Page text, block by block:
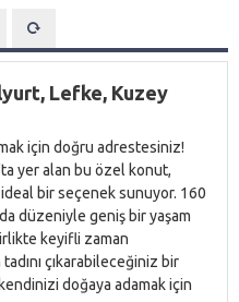
Lefke, Kuzey
için doğru adrestesiniz!
yer alan bu özel konut,
bir seçenek sunuyor. 160
düzeniyle geniş bir yaşam
keyifli zaman
çıkarabileceğiniz bir
doğaya adamak için